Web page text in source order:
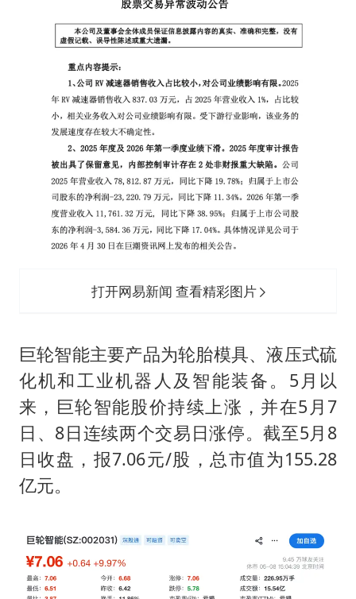
打开网易新闻 查看精彩图片
巨轮智能主要产品为轮胎模具、液压式硫
化机和工业机器人及智能装备。5月以
来，巨轮智能股价持续上涨，并在5月7
日、8日连续两个交易日涨停。截至5月8
日收盘，报7.06元/股，总市值为155.28
亿元。